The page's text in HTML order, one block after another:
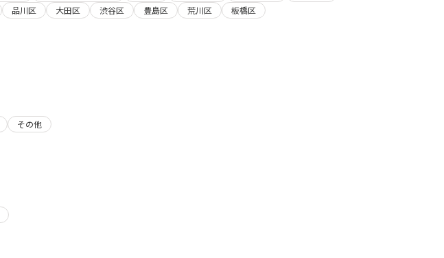
品川区 大田区 渋谷区 豊島区 荒川区
板橋区
その他